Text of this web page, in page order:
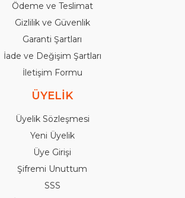
Ödeme ve Teslimat
Gizlilik ve Güvenlik
Garanti Şartları
İade ve Değişim Şartları
İletişim Formu
ÜYELİK
Üyelik Sözleşmesi
Yeni Üyelik
Üye Girişi
Şifremi Unuttum
SSS